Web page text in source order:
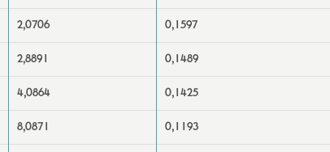
2,0706 0,1597
2,8891 0,1489
4,0864 0,1425
8,0871 0,1193